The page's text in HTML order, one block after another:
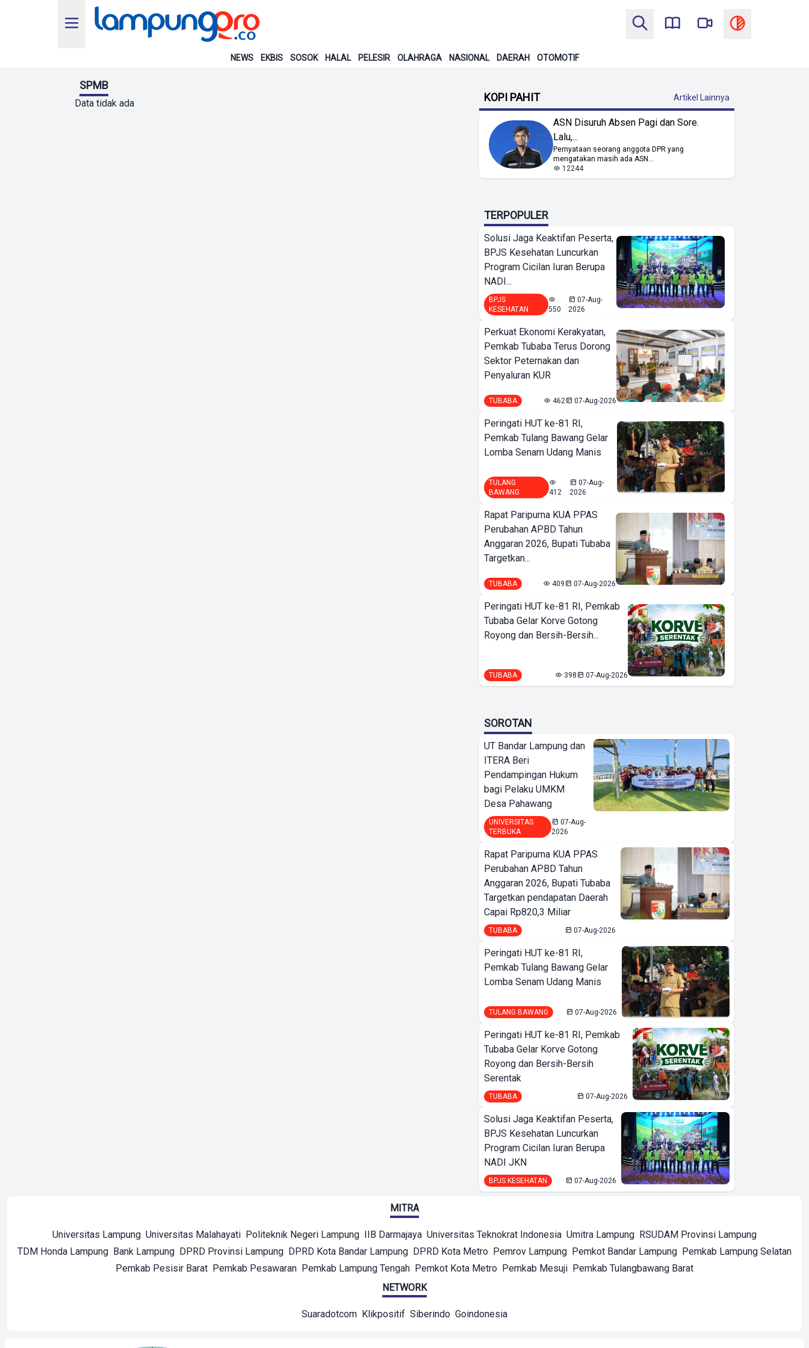
NEWS EKBIS SOSOK HALAL PELESIR OLAHRAGA NASIONAL DAERAH OTOMOTIF
SPMB
Data tidak ada KOPI PAHIT Artikel Lainnya
ASN Disuruh Absen Pagi dan Sore.
Lalu,...
Pernyataan seorang anggota DPR yang
mengatakan masih ada ASN...
12244
TERPOPULER
Solusi Jaga Keaktifan Peserta,
BPJS Kesehatan Luncurkan
Program Cicilan Iuran Berupa
NADI...
BPJS
KESEHATAN
550
07-Aug-
2026
Perkuat Ekonomi Kerakyatan,
Pemkab Tubaba Terus Dorong
Sektor Peternakan dan
Penyaluran KUR
TUBABA 462 07-Aug-2026
Peringati HUT ke-81 RI,
Pemkab Tulang Bawang Gelar
Lomba Senam Udang Manis
TULANG
BAWANG
412
07-Aug-
2026
Rapat Paripurna KUA PPAS
Perubahan APBD Tahun
Anggaran 2026, Bupati Tubaba
Targetkan...
TUBABA 409 07-Aug-2026
Peringati HUT ke-81 RI, Pemkab
Tubaba Gelar Korve Gotong
Royong dan Bersih-Bersih...
TUBABA 398 07-Aug-2026
SOROTAN
UT Bandar Lampung dan
ITERA Beri
Pendampingan Hukum
bagi Pelaku UMKM
Desa Pahawang
UNIVERSITAS
TERBUKA
07-Aug-
2026
Rapat Paripurna KUA PPAS
Perubahan APBD Tahun
Anggaran 2026, Bupati Tubaba
Targetkan pendapatan Daerah
Capai Rp820,3 Miliar
TUBABA 07-Aug-2026
Peringati HUT ke-81 RI,
Pemkab Tulang Bawang Gelar
Lomba Senam Udang Manis
TULANG BAWANG 07-Aug-2026
Peringati HUT ke-81 RI, Pemkab
Tubaba Gelar Korve Gotong
Royong dan Bersih-Bersih
Serentak
TUBABA 07-Aug-2026
Solusi Jaga Keaktifan Peserta,
BPJS Kesehatan Luncurkan
Program Cicilan Iuran Berupa
NADI JKN
BPJS KESEHATAN 07-Aug-2026
MITRA
Universitas Lampung Universitas Malahayati Politeknik Negeri Lampung IIB Darmajaya Universitas Teknokrat Indonesia Umitra Lampung RSUDAM Provinsi Lampung
TDM Honda Lampung Bank Lampung DPRD Provinsi Lampung DPRD Kota Bandar Lampung DPRD Kota Metro Pemrov Lampung Pemkot Bandar Lampung Pemkab Lampung Selatan
Pemkab Pesisir Barat Pemkab Pesawaran Pemkab Lampung Tengah Pemkot Kota Metro Pemkab Mesuji Pemkab Tulangbawang Barat
NETWORK
Suaradotcom Klikpositif Siberindo Goindonesia